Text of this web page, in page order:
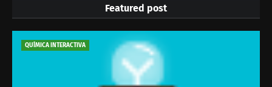
Featured post
QUÍMICA INTERACTIVA